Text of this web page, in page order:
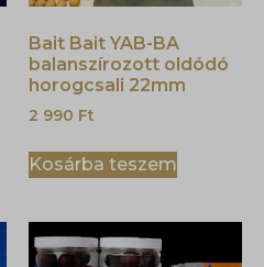
Bait Bait YAB-BA
balanszírozott oldódó
horogcsali 22mm
2 990 Ft
Kosárba teszem